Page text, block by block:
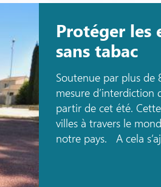
Protéger les
sans tabac
Soutenue par plus de
mesure d’interdiction
partir de cet été.
villes à travers le
notre pays. A cela